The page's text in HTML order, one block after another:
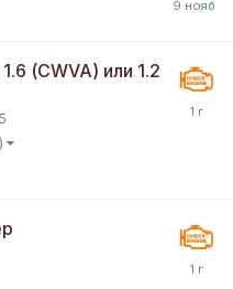
(CWVA) или 1.2